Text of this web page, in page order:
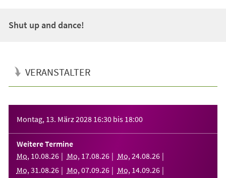
Shut up and dance!
VERANSTALTER
Montag, 13. März 2028 16:30 bis 18:00
Weitere Termine
Mo, 10.08.26 Mo, 17.08.26 Mo, 24.08.26
Mo, 31 .08.26 Mo, 07.09.26 Mo, 14.09.26